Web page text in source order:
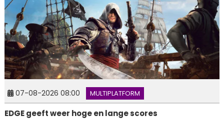
07-08-2026 08:00 MULTIPLATFORM
EDGE geeft weer hoge en lange scores